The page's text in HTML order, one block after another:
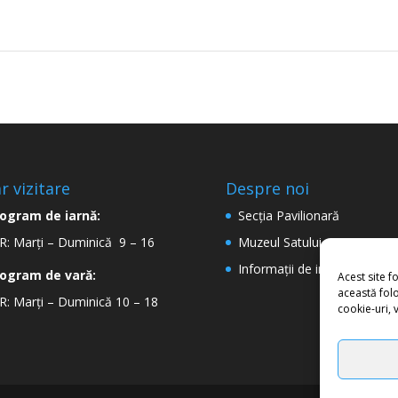
Acest site
această
cookie-uri,
vizitare
de iarnă:
Marți – Duminică 9 – 16
de vară:
Marți – Duminică 10 – 18
Despre noi
Secţia Pavilionară
Muzeul Satului
Informaţii de interes public